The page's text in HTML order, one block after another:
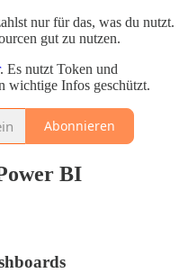
nur für das, was du nutzt.
gut zu nutzen.
. Es nutzt Token und
wichtige Infos geschützt.
Abonnieren
BI